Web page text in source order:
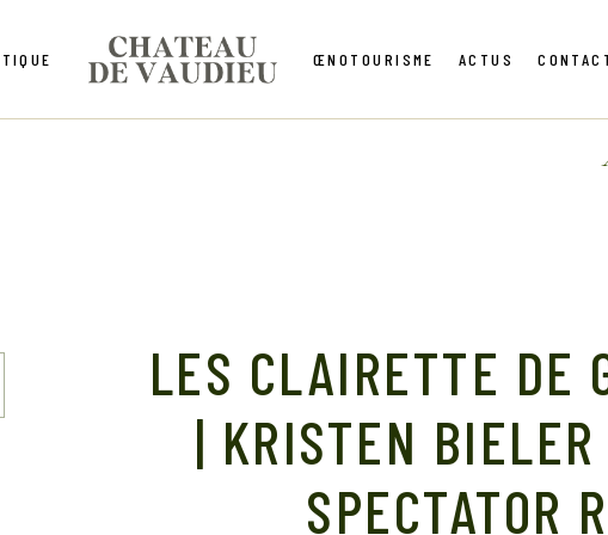
ŒNOTOURISME ACTUS
LES CLAIRETTE DE
| KRISTEN BIELER
SPECTATOR